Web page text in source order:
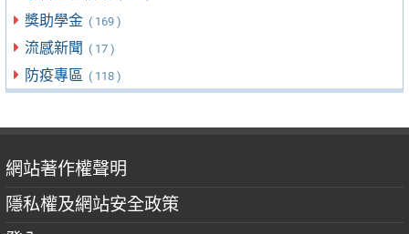
獎助學金 ( 169 )
流感新聞 ( 17 )
防疫專區 ( 118 )
網站著作權聲明
隱私權及網站安全政策